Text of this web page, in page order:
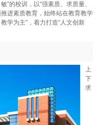
”的校训，以“强素质、求质量、
进素质教育，始终站在教育教学
学为主”，着力打造“人文创新
上
下
求